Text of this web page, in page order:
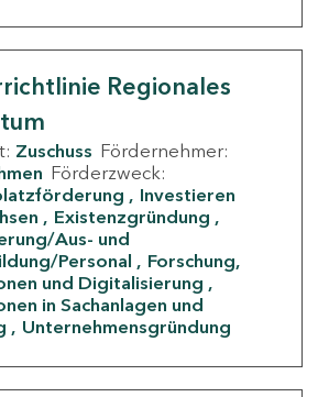
Regionales
Zuschuss Fördernehmer:
Förderzweck:
Investieren
Existenzgründung
Aus- und
Personal
Forschung,
und Digitalisierung
in Sachanlagen und
Unternehmensgründung